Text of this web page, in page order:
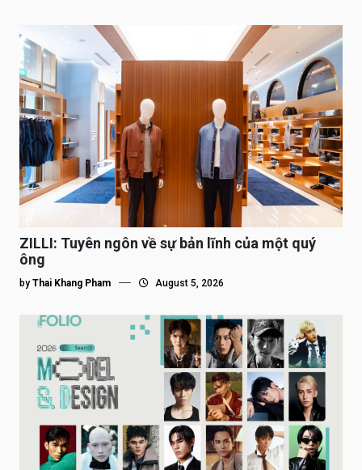
ZILLI: Tuyên ngôn về sự bản lĩnh của một quý
ông
by Thai Khang Pham August 5, 2026